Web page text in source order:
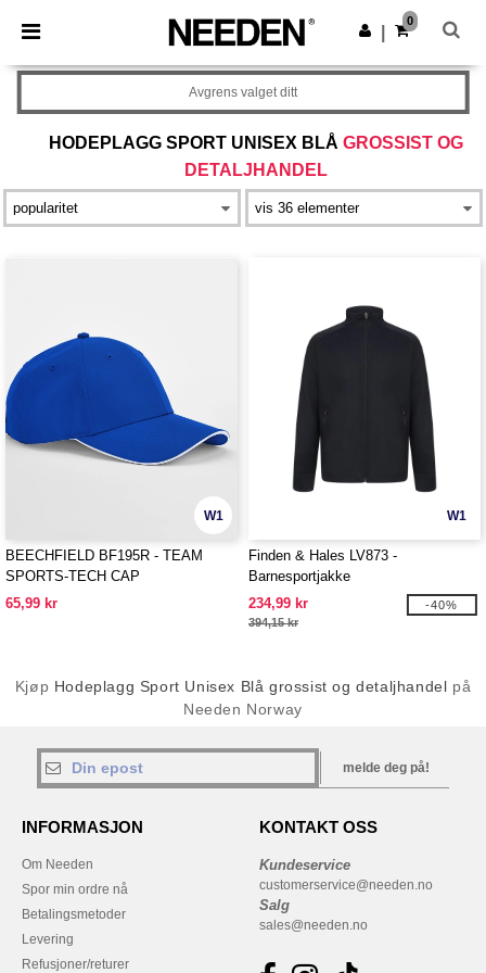
× Needen-app
Bedre priser i appen!
Last ned app
0
HODEPLAGG SPORT UNISEX BLÅ GROSSIST OG
DETALJHANDEL
Avgrens valget ditt
W1
BEECHFIELD BF195R - TEAM
SPORTS-TECH CAP
65,99 kr
W1
Finden & Hales LV873 -
Barnesportjakke
234,99 kr
394,15 kr
-40%
Kjøp Hodeplagg Sport Unisex Blå grossist og detaljhandel på
Needen Norway
melde deg på!
INFORMASJON
Om Needen
Spor min ordre nå
Betalingsmetoder
Levering
Refusjoner/returer
KONTAKT OSS
Kundeservice
customerservice@needen.no
Salg
sales@needen.no